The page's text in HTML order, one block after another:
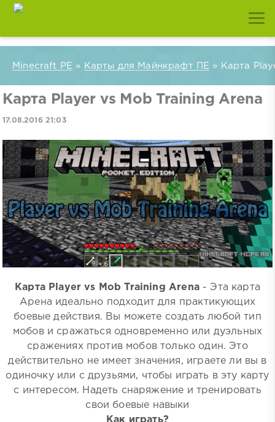
Minecraft PE » Карты для Майнкрафт ПЕ » Карта
Карта Player vs Mob Training Arena
17.08.2016 21:03
Карта Player vs Mob Training Arena- Эта карта
Арена идеально подходит для практикующих
боевые действия. Вы можете создать любой тип
мобов и сражаться одновременно или дуэльных
сражениях против мобов только один. Это
действительно не имеет значения, играете ли вы в
одиночку или с друзьями, чтобы играть в эту карту
с интересом. Надеть снаряжение и тренировать
свои боевые навыки
Как играть?